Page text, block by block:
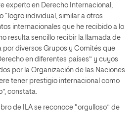
experto en Derecho Internacional,
“logro individual, similar a otros
internacionales que he recibido a lo
resulta sencillo recibir la llamada de
diversos Grupos y Comités que
en diferentes países” y cuyos
por la Organización de las Naciones
tener prestigio internacional como
constata.
de ILA se reconoce “orgulloso” de